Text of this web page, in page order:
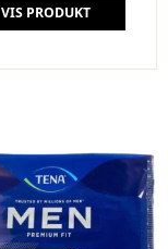
VIS PRODUKT